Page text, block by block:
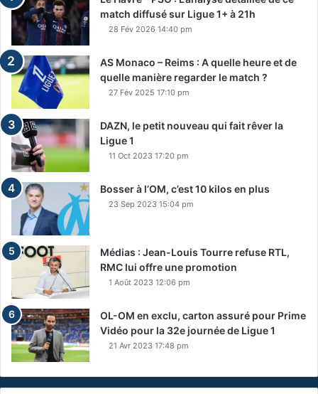
match diffusé sur Ligue 1+ à 21h
28 Fév 2026 14:40 pm
AS Monaco – Reims : A quelle heure et de
quelle manière regarder le match ?
27 Fév 2025 17:10 pm
DAZN, le petit nouveau qui fait rêver la
Ligue 1
11 Oct 2023 17:20 pm
Bosser à l’OM, c’est 10 kilos en plus
23 Sep 2023 15:04 pm
Médias : Jean-Louis Tourre refuse RTL,
RMC lui offre une promotion
1 Août 2023 12:06 pm
OL-OM en exclu, carton assuré pour Prime
Vidéo pour la 32e journée de Ligue 1
21 Avr 2023 17:48 pm